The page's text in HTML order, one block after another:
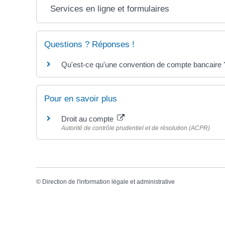
Services en ligne et formulaires
Questions ? Réponses !
Qu'est-ce qu'une convention de compte bancaire
Pour en savoir plus
Droit au compte
Autorité de contrôle prudentiel et de résolution (ACPR)
© Direction de l'information légale et administrative